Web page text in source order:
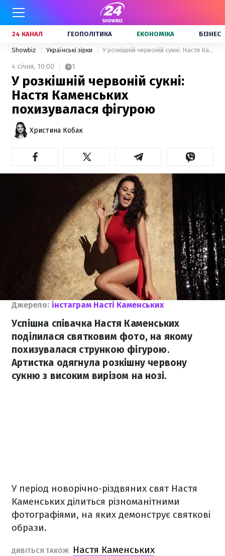
24 КАНАЛ ГЕОПОЛІТИКА ЕКОНОМІКА БІЗНЕС
Showbiz Українські зірки У розкішній червоній сукні: Настя Каменських похизувалася фігурою
4 січня, 10:00 1
У розкішній червоній сукні:
Настя Каменських
похизувалася фігурою
Христина Кобак
Джерело: інстаграм Насті Каменських
Успішна співачка Настя Каменських
поділилася святковим фото, на якому
похизувалася стрункою фігурою.
Артистка одягнула розкішну червону
сукню з високим вирізом на нозі.
У період новорічно-різдвяних свят Настя
Каменських ділиться різноманітними
фотографіями, на яких демонструє святкові
образи.
ДИВІТЬСЯ ТАКОЖ
Настя Каменських